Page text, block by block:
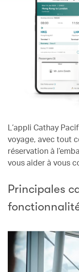
L’appli Cathay
voyage, avec tout
réservation à
vous aider à vous
Principales